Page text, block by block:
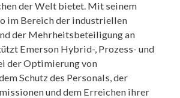
der Welt bietet. Mit seinem
im Bereich der industriellen
der Mehrheitsbeteiligung an
Emerson Hybrid-, Prozess- und
der Optimierung von
Schutz des Personals, der
und dem Erreichen ihrer